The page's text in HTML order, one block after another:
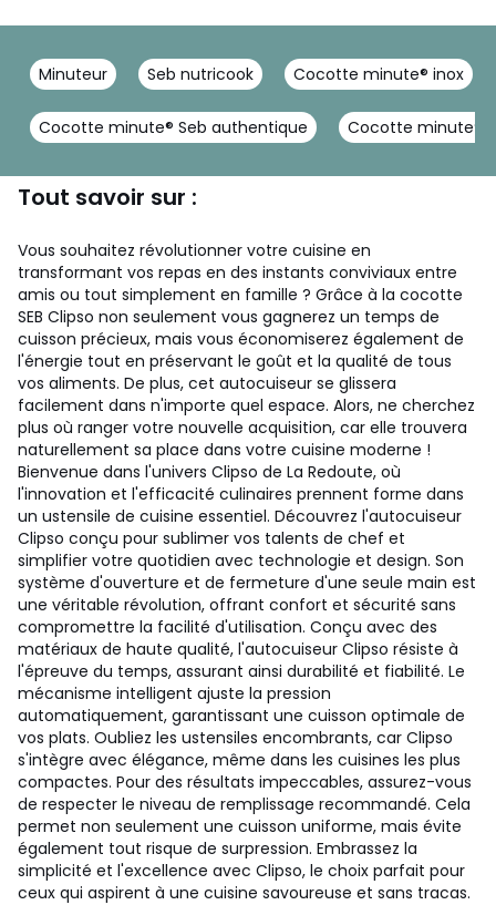
Minuteur Seb nutricook Cocotte minute® inox
Cocotte minute® Seb authentique Cocotte minute®
Tout savoir sur :
Vous souhaitez révolutionner votre cuisine en
transformant vos repas en des instants conviviaux entre
amis ou tout simplement en famille ? Grâce à la cocotte
SEB Clipso non seulement vous gagnerez un temps de
cuisson précieux, mais vous économiserez également de
l'énergie tout en préservant le goût et la qualité de tous
vos aliments. De plus, cet autocuiseur se glissera
facilement dans n'importe quel espace. Alors, ne cherchez
plus où ranger votre nouvelle acquisition, car elle trouvera
naturellement sa place dans votre cuisine moderne !
Bienvenue dans l'univers Clipso de La Redoute, où
l'innovation et l'efficacité culinaires prennent forme dans
un ustensile de cuisine essentiel. Découvrez l'autocuiseur
Clipso conçu pour sublimer vos talents de chef et
simplifier votre quotidien avec technologie et design. Son
système d'ouverture et de fermeture d'une seule main est
une véritable révolution, offrant confort et sécurité sans
compromettre la facilité d'utilisation. Conçu avec des
matériaux de haute qualité, l'autocuiseur Clipso résiste à
l'épreuve du temps, assurant ainsi durabilité et fiabilité. Le
mécanisme intelligent ajuste la pression
automatiquement, garantissant une cuisson optimale de
vos plats. Oubliez les ustensiles encombrants, car Clipso
s'intègre avec élégance, même dans les cuisines les plus
compactes. Pour des résultats impeccables, assurez-vous
de respecter le niveau de remplissage recommandé. Cela
permet non seulement une cuisson uniforme, mais évite
également tout risque de surpression. Embrassez la
simplicité et l'excellence avec Clipso, le choix parfait pour
ceux qui aspirent à une cuisine savoureuse et sans tracas.